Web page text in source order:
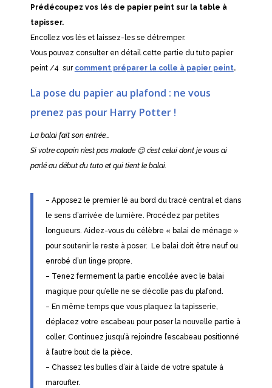
Prédécoupez vos lés de papier peint sur la table à
tapisser.
Encollez vos lés et laissez-les se détremper.
Vous pouvez consulter en détail cette partie du tuto papier
peint /4 sur comment préparer la colle à papier peint.
La pose du papier au plafond : ne vous
prenez pas pour Harry Potter !
La balai fait son entrée…
Si votre copain n’est pas malade 😉 c’est celui dont je vous ai
parlé au début du tuto et qui tient le balai.
– Apposez le premier lé au bord du tracé central et dans
le sens d’arrivée de lumière. Procédez par petites
longueurs. Aidez-vous du célèbre « balai de ménage »
pour soutenir le reste à poser. Le balai doit être neuf ou
enrobé d’un linge propre.
– Tenez fermement la partie encollée avec le balai
magique pour qu’elle ne se décolle pas du plafond.
– En même temps que vous plaquez la tapisserie,
déplacez votre escabeau pour poser la nouvelle partie à
coller. Continuez jusqu’à rejoindre l’escabeau positionné
à l’autre bout de la pièce.
– Chassez les bulles d’air à l’aide de votre spatule à
maroufler.